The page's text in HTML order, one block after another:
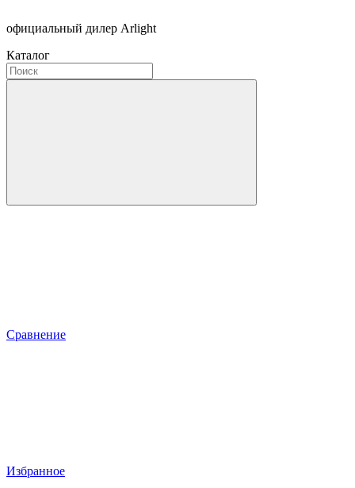
официальный дилер Arlight
Каталог
Сравнение
Избранное